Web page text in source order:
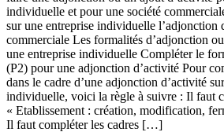
individuelle et pour une société
sur une entreprise individuelle l’adjonction
commerciale Les formalités d’adjonction
une entreprise individuelle Compléter le
(P2) pour une adjonction d’activité Pour
dans le cadre d’une adjonction d’activité
individuelle, voici la règle à suivre : Il faut
« Etablissement : création, modification,
Il faut compléter les cadres […]